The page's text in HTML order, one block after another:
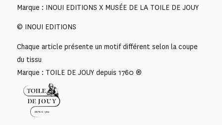
Marque : INOUI EDITIONS X MUSÉE DE LA TOILE DE JOUY
© INOUI EDITIONS
Chaque article présente un motif différent selon la coupe
du tissu
Marque : TOILE DE JOUY depuis 1760 ®